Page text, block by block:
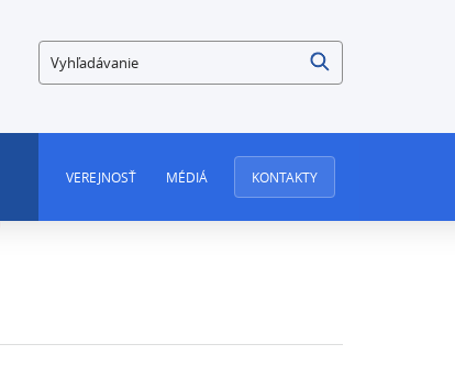
Vyhľadávanie
VEREJNOSŤ MÉDIÁ KONTAKTY